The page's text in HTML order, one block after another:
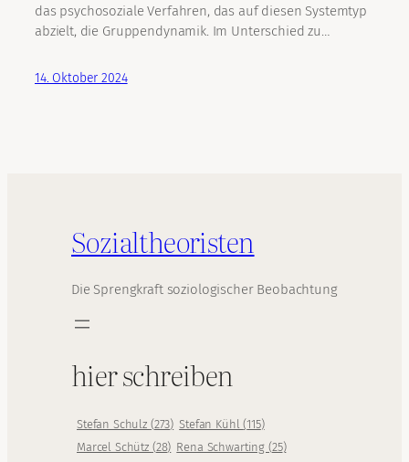
das psychosoziale Verfahren, das auf diesen Systemtyp
abzielt, die Gruppendynamik. Im Unterschied zu…
14. Oktober 2024
Sozialtheoristen
Die Sprengkraft soziologischer Beobachtung
hier schreiben
Stefan Schulz (273) Stefan Kühl(115)
Marcel Schütz (28) Rena Schwarting (25)